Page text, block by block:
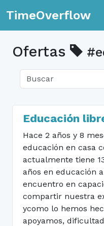
TimeOverflow
Ofertas
Educación
Hace 2 años y 8
educación en casa
actualmente tiene
años en educación
encuentro en
compartir nuestra
ycomo lo hemos
apoyamos,